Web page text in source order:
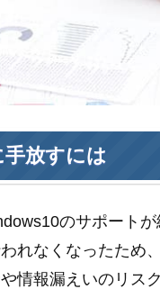
放すには
のサポート
れなくなったため
情報漏えいのリス